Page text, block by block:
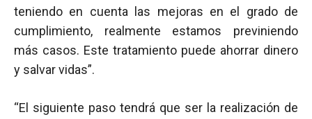
teniendo en cuenta las mejoras en el grado de
cumplimiento, realmente estamos previniendo
más casos. Este tratamiento puede ahorrar dinero
y salvar vidas”.
“El siguiente paso tendrá que ser la realización de